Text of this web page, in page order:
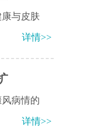
与皮肤
详情>>
病情的
详情>>